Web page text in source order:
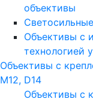
объективы
Объективы с
технологией
Объективы с
M12, D14
Объективы с